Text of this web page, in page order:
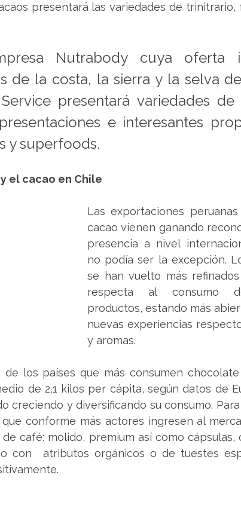
presentará las variedades de
Nutrabody cuya oferta
de la costa, la sierra y la selva
presentará variedades
e interesantes
y superfoods.
el cacao en Chile
Las exportaciones
cacao vienen ganando
presencia a nivel
no podía ser la excepción.
se han vuelto más
respecta al consumo
productos, estando más
nuevas experiencias
y aromas.
de los países que más consumen
de 2,1 kilos per cápita, según datos de
creciendo y diversificando su consumo.
conforme más actores ingresen al
café: molido, premium así como cápsulas,
con  atributos orgánicos o de tuestes